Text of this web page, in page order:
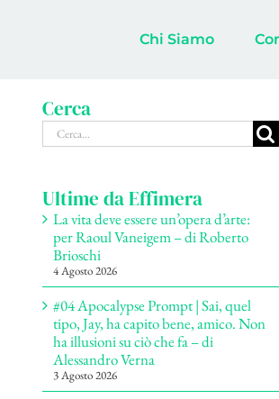
Chi Siamo
Cerca
Cerca
per:
Ultime da Effimera
La vita deve essere un’opera d’arte:
per Raoul Vaneigem – di Roberto
Brioschi
4 Agosto 2026
#04 Apocalypse Prompt | Sai, quel
tipo, Jay, ha capito bene, amico. Non
ha illusioni su ciò che fa – di
Alessandro Verna
3 Agosto 2026